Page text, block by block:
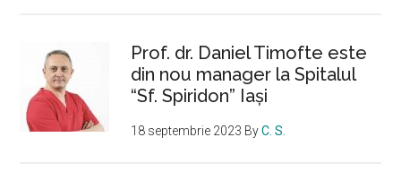
Prof. dr. Daniel Timofte este
din nou manager la Spitalul
“Sf. Spiridon” Iaşi
18 septembrie 2023 ByC. S.